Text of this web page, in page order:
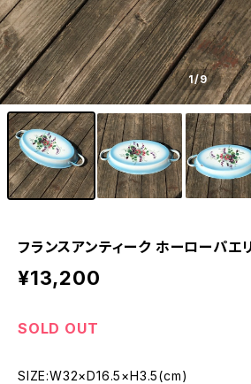
1/9
フランスアンティーク ホーローパエ
¥13,200
SOLD OUT
SIZE:W32×D16.5×H3.5(cm)